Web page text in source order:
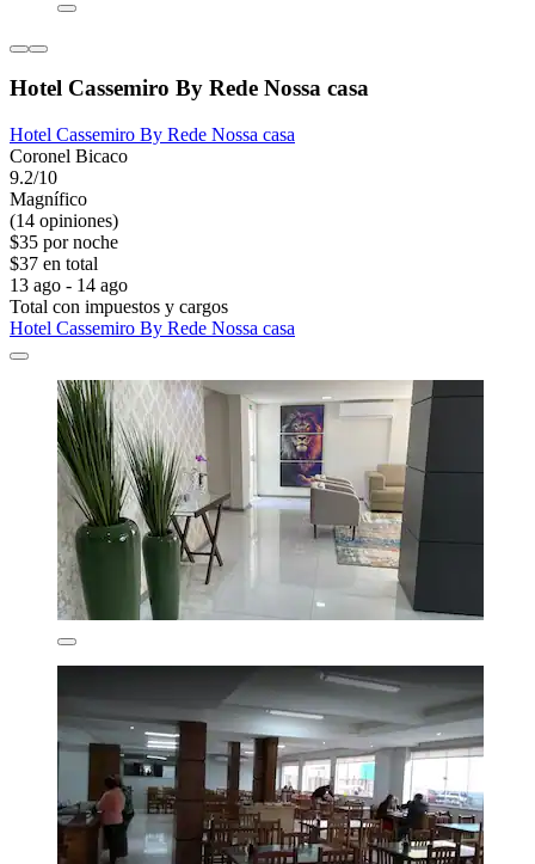
Hotel Cassemiro By Rede Nossa casa
Hotel Cassemiro By Rede Nossa casa
Coronel Bicaco
9.2/10
Magnífico
(14 opiniones)
$35 por noche
$37 en total
13 ago - 14 ago
Total con impuestos y cargos
Hotel Cassemiro By Rede Nossa casa